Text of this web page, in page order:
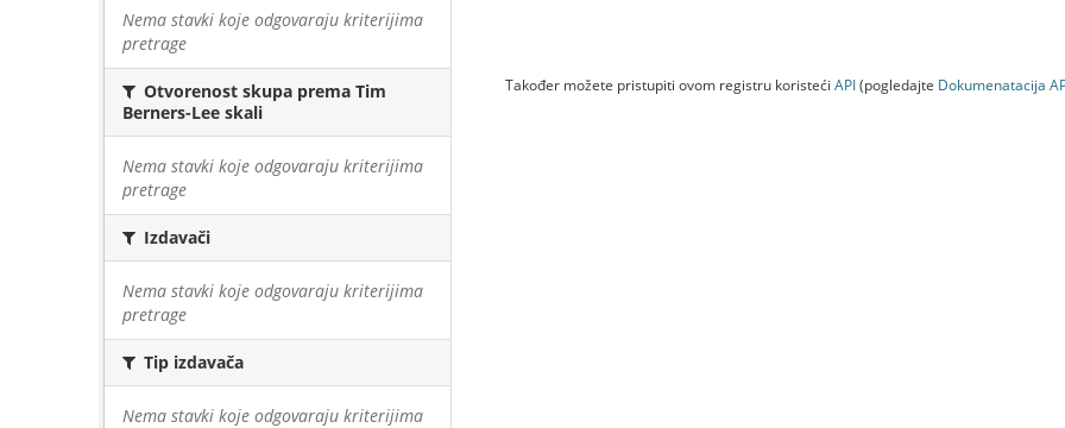
Nema stavki koje odgovaraju kriterijima
pretrage
Otvorenost skupa prema Tim
Berners-Lee skali
Nema stavki koje odgovaraju kriterijima
pretrage
Izdavači
Nema stavki koje odgovaraju kriterijima
pretrage
Tip izdavača
Nema stavki koje odgovaraju kriterijima
Također možete pristupiti ovom registru koristeći API(pogledajte Dokumenаtаcijа